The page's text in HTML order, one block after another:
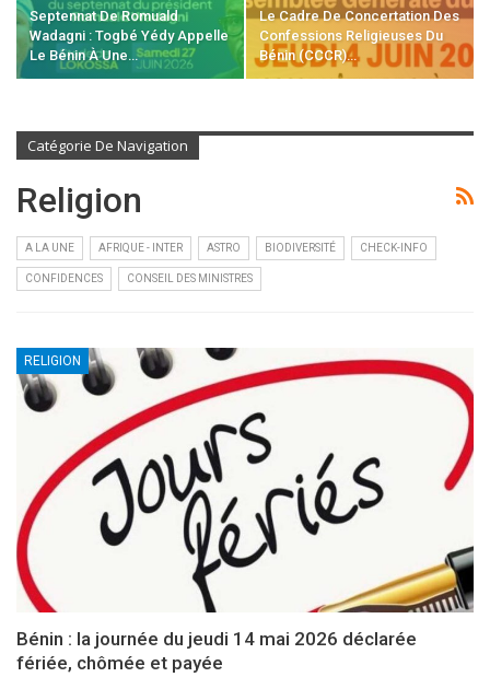
Septennat De Romuald
Wadagni : Togbé Yédy Appelle
Le Bénin À Une…
Le Cadre De Concertation Des
Confessions Religieuses Du
Bénin (CCCR)…
Catégorie De Navigation
Religion
A LA UNE AFRIQUE - INTER ASTRO BIODIVERSITÉ CHECK-INFO
CONFIDENCES CONSEIL DES MINISTRES
RELIGION
Bénin : la journée du jeudi 14 mai 2026 déclarée
fériée, chômée et payée